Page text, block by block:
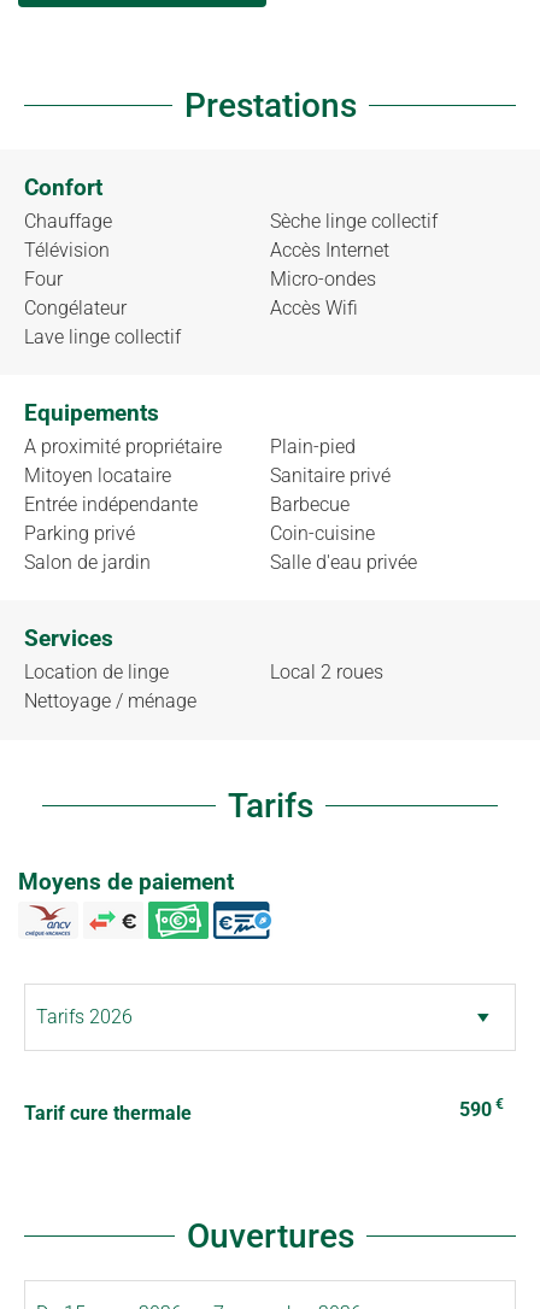
Prestations
Confort
Chauffage
Télévision
Four
Congélateur
Lave linge collectif
Sèche linge collectif
Accès Internet
Micro-ondes
Accès Wifi
Equipements
A proximité propriétaire
Mitoyen locataire
Entrée indépendante
Parking privé
Salon de jardin
Plain-pied
Sanitaire privé
Barbecue
Coin-cuisine
Salle d'eau privée
Services
Location de linge
Nettoyage / ménage
Local 2 roues
Tarifs
Moyens de paiement
Tarif cure thermale 590 €
Ouvertures